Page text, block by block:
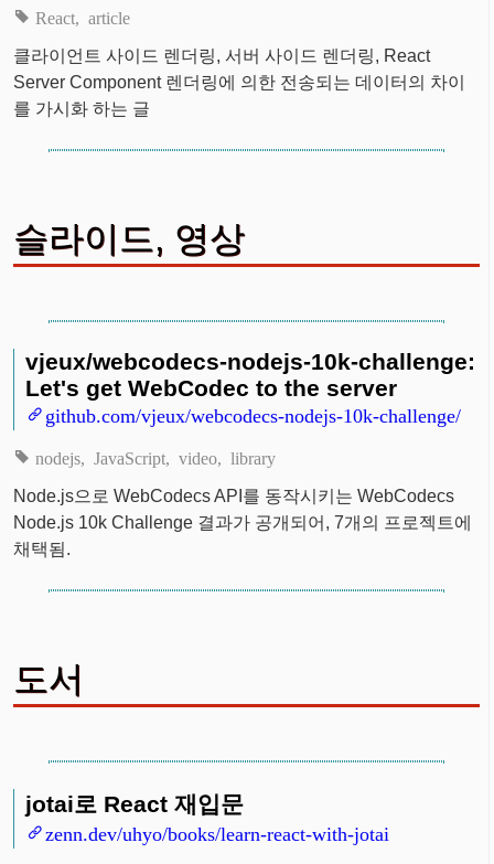
React article
클라이언트 사이드 렌더링, 서버 사이드 렌더링, React
Server Component 렌더링에 의한 전송되는 데이터의 차이
를 가시화 하는 글
슬라이드, 영상
vjeux/webcodecs-nodejs-10k-challenge:
Let's get WebCodec to the server
github.com/vjeux/webcodecs-nodejs-10k-challenge/
nodejs JavaScript video library
Node.js으로 WebCodecs API를 동작시키는 WebCodecs
Node.js 10k Challenge 결과가 공개되어, 7개의 프로젝트에
채택됨.
도서
jotai로 React 재입문
zenn.dev/uhyo/books/learn-react-with-jotai